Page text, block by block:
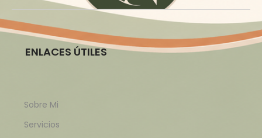
ENLACES ÚTILES
Sobre Mi
Servicios